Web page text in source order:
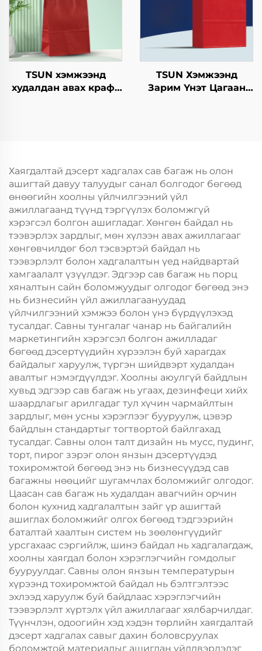
бүрдсэн дагуу, цэцэг,
хөнгөн хоолны
ашиглахад
TSUN хэмжээнд
худалдан авах крафт
өрөөний баримт
барих
TSUN Хэмжээнд
Зарим Үнэт Цагаан
Пластик Пакинг
Хаягдалтай дэсерт хадгалах сав багаж нь олон
ашигтай давуу талуудыг санал болгодог бөгөөд
өнөөгийн хоолны үйлчилгээний үйл
ажиллагаанд түүнд тэргүүлэх боломжгүй
хэрэгсэл болгон ашигладаг. Хөнгөн байдал нь
тээвэрлэх зардлыг, мөн хүлээн авах ажиллагааг
хөнгөвчилдөг бол тэсвэртэй байдал нь
тээвэрлэлт болон хадгалалтын үед найдвартай
хамгаалалт үзүүлдэг. Эдгээр сав багаж нь порц
хяналтын сайн боломжуудыг олгодог бөгөөд энэ
нь бизнесийн үйл ажиллагаануудад
үйлчилгээний хэмжээ болон үнэ бүрдүүлэхэд
тусалдаг. Савны тунгалаг чанар нь байгалийн
маркетингийн хэрэгсэл болгон ажилладаг
бөгөөд дэсертүүдийн хүрээлэн буй харагдах
байдалыг харуулж, түргэн шийдвэрт худалдан
авалтыг нэмэгдүүлдэг. Хоолны аюулгүй байдлын
хувьд эдгээр сав багаж нь угаах, дезинфеци хийх
шаардлагыг арилгадаг тул хүчин чармайлтын
зардлыг, мөн усны хэрэглээг бууруулж, цэвэр
байдлын стандартыг тогтвортой байлгахад
тусалдаг. Савны олон талт дизайн нь мусс, пудинг,
торт, пирог зэрэг олон янзын дэсертүүдэд
тохиромжтой бөгөөд энэ нь бизнесүүдэд сав
багажны нөөцийг шугамчлах боломжийг олгодог.
Цаасан сав багаж нь худалдан авагчийн орчин
болон кухнид хадгалалтын зайг үр ашигтай
ашиглах боломжийг олгох бөгөөд тэдгээрийн
баталтай хаалтын систем нь зөөлөнгүүдийг
урсгахаас сэргийлж, шинэ байдал нь хадгалагдаж,
хоолны хаягдал болон хэрэглэгчийн гомдолыг
бууруулдаг. Савны олон янзын температурын
хүрээнд тохиромжтой байдал нь бэлтгэлтээс
эхлээд харуулж буй байдлаас хэрэглэгчийн
тээвэрлэлт хүртэлх үйл ажиллагааг хялбарчилдаг.
Түүнчлэн, одоогийн хэд хэдэн төрлийн хаягдалтай
дэсерт хадгалах савыг дахин боловсруулах
боломжтой материалыг ашиглан үйлдвэрлэдэг